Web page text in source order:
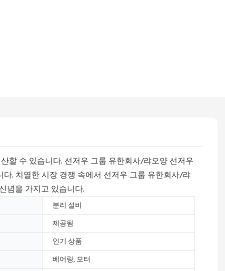
할 수 있습니다. 선저우 그룹 ​​유한회사/랴오양 선저우
. 치열한 시장 경쟁 속에서 선저우 그룹 ​​유한회사/랴
념을 가지고 있습니다.
분리 설비
제공됨
인기 상품
베어링, 모터